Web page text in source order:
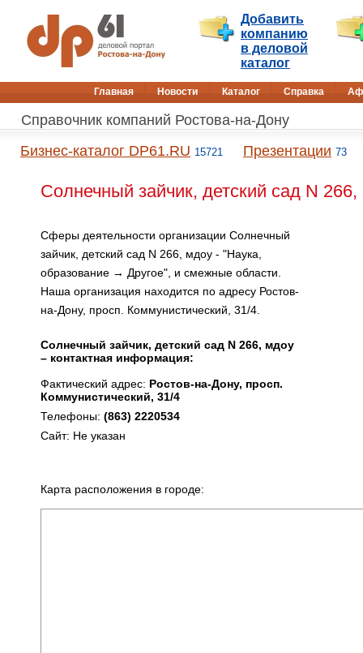
Добавить
компанию
в деловой
каталог
Главная Новости Каталог Справка
Справочник компаний Ростова-на-Дону
Бизнес-каталог DP61.RU 15721 Презентации 73
Солнечный зайчик, детский сад N
Сферы деятельности организации Солнечный
зайчик, детский сад N 266, мдоу - "Наука,
образование → Другое", и смежные области.
Наша организация находится по адресу Ростов-
на-Дону, просп. Коммунистический, 31/4.
Солнечный зайчик, детский сад N 266, мдоу
– контактная информация:
Фактический адрес: Ростов-на-Дону, просп.
Коммунистический, 31/4
Телефоны: (863) 2220534
Сайт: Не указан
Карта расположения в городе: